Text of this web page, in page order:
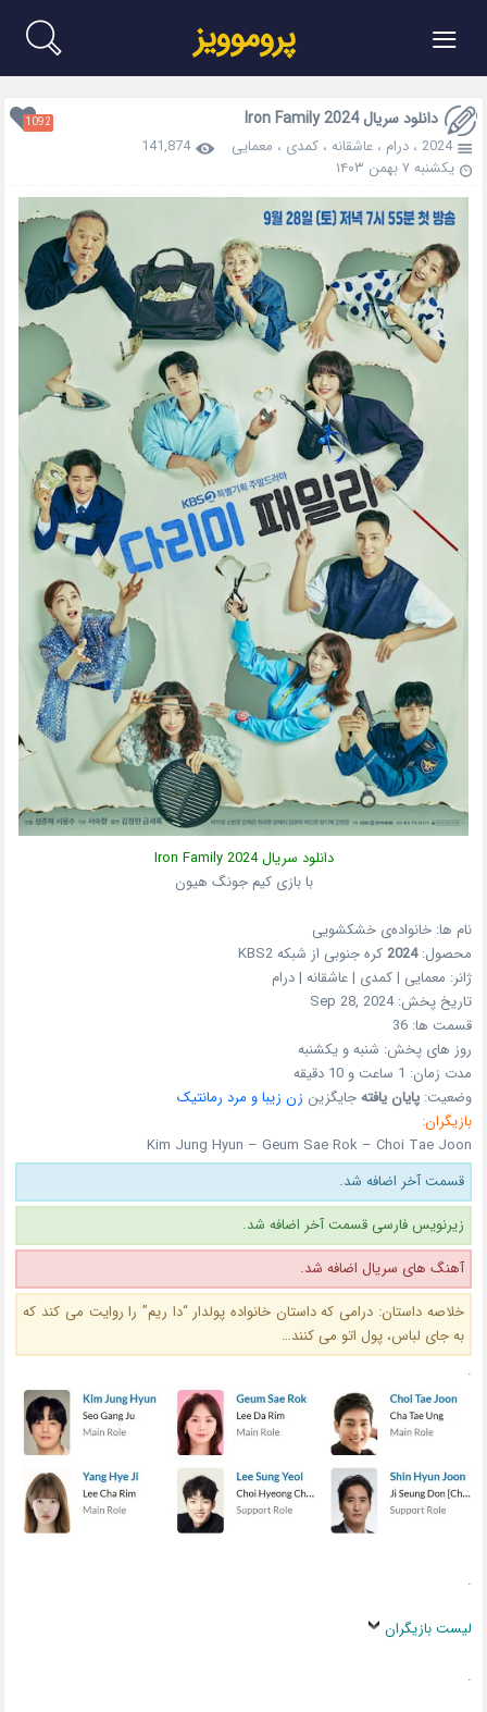
≡ پروموویز
دانلود سریال Iron Family 2024 1092
2024 ،درام ،عاشقانه ،کمدی ، معمایی
141,874
یکشنبه ۷ بهمن ۱۴۰۳
دانلود سریال Iron Family 2024
با بازی کیم جونگ هیون
نام ها: خانواده‌ی خشکشویی
محصول:2024 کره جنوبی از شبکهKBS2
ژانر: معمایی | کمدی | عاشقانه | درام
تاریخ پخش:Sep 28, 2024
قسمت ها: 36
روز های پخش: شنبه و یکشنبه
مدت زمان: 1 ساعت و 10 دقیقه
وضعیت:پایان یافتهجایگزین زن زیبا و مرد رمانتیک
بازیگران:
Kim Jung Hyun – Geum Sae Rok – Choi Tae Joon
قسمت آخر اضافه شد.
زیرنویس فارسی قسمت آخر اضافه شد.
آهنگ های سریال اضافه شد.
خلاصه داستان: درامی که داستان خانواده پولدار “دا ریم” را روایت می کند که
به جای لباس، پول اتو می کنند…
.
.
لیست بازیگران
.